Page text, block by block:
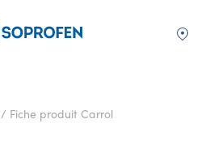
/ Fiche produit Carrol